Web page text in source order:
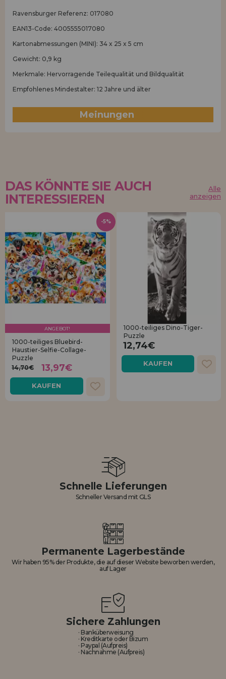
Ravensburger Referenz: 017080
EAN13-Code: 4005555017080
Kartonabmessungen (MINI): 34 x 25 x 5 cm
Gewicht: 0,9 kg
Merkmale: Hervorragende Teilequalität und Bildqualität
Empfohlenes Mindestalter: 12 Jahre und älter
Meinungen
DAS KÖNNTE SIE AUCH
INTERESSIEREN
Alle
anzeigen
ANGEBOT!
1000-teiliges Bluebird-
Haustier-Selfie-Collage-
Puzzle
14,70€
13,97€
KAUFEN
-5%
1000-teiliges Dino-Tiger-
Puzzle
12,74€
KAUFEN
Schnelle Lieferungen
Schneller Versand mit GLS
Permanente Lagerbestände
Wir haben 95% der Produkte, die auf dieser Website beworben werden,
auf Lager
Sichere Zahlungen
· Banküberweisung
· Kreditkarte oder Bizum
· Paypal (Aufpreis)
· Nachnahme (Aufpreis)